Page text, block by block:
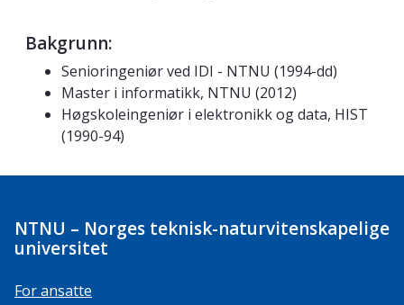
Bakgrunn:
Senioringeniør ved IDI - NTNU (1994-dd)
Master i informatikk, NTNU (2012)
Høgskoleingeniør i elektronikk og data, HIST
(1990-94)
NTNU – Norges teknisk-naturvitenskapelige
universitet
For ansatte